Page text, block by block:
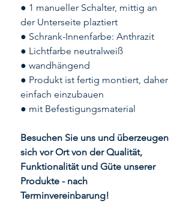
● 1 manueller Schalter, mittig an
der Unterseite plaztiert
● Schrank-Innenfarbe: Anthrazit
● Lichtfarbe neutralweiß
● wandhängend
● Produkt ist fertig montiert, daher
einfach einzubauen
● mit Befestigungsmaterial
Besuchen Sie uns und überzeugen
sich vor Ort von der Qualität,
Funktionalität und Güte unserer
Produkte - nach
Terminvereinbarung!